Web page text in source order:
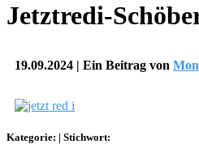
Jetztredi-
19.09.2024 | Ein Beitrag von
Kategorie: | Stichwort: